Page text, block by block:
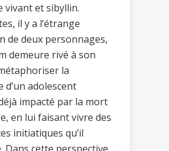
vivant et sibyllin.
il y a l’étrange
de deux personnages,
demeure rivé à son
la
d’un adolescent
impacté par la mort
en lui faisant vivre des
initiatiques qu’il